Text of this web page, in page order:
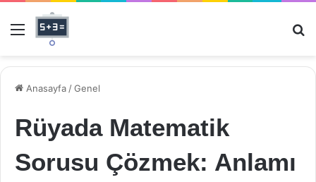
Menü
Anasayfa /Genel
Rüyada Matematik
Sorusu Çözmek: Anlamı